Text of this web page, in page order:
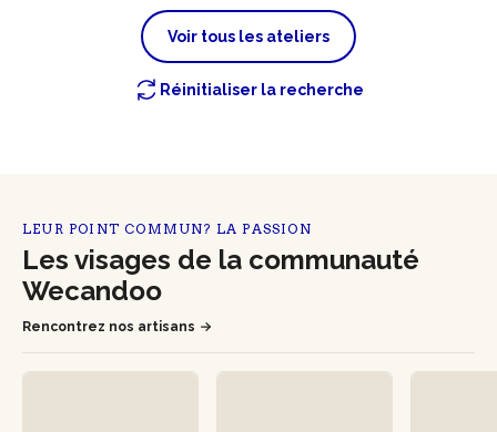
Voir tous les ateliers
Réinitialiser la recherche
LEUR POINT COMMUN? LA PASSION
Les visages de la communauté
Wecandoo
Rencontrez nos artisans